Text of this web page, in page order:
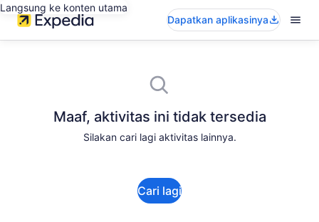
Langsung ke konten utama
Dapatkan aplikasinya
Maaf, aktivitas ini tidak tersedia
Silakan cari lagi aktivitas lainnya.
Cari lagi